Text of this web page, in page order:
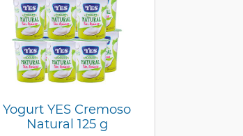
Yogurt YES Cremoso
Natural 125 g